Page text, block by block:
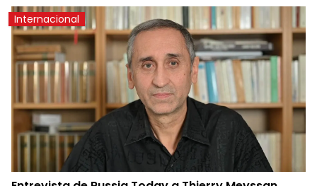
Internacional